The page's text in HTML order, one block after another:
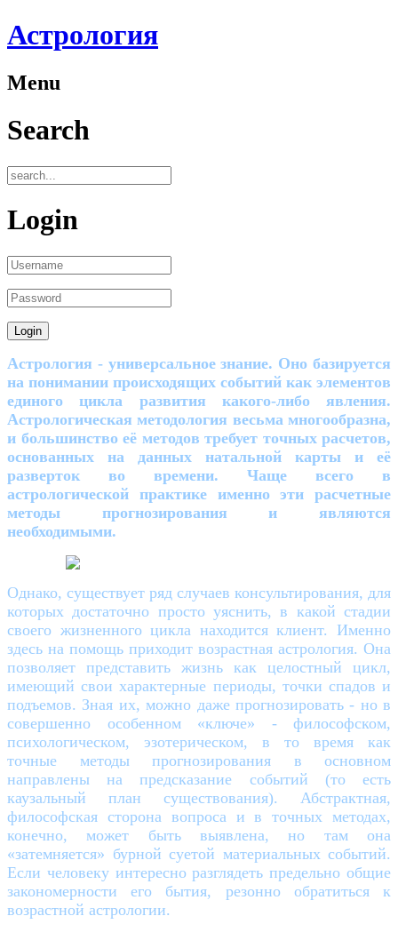
Астрология
Menu
Search
Login
Астрология - универсальное знание. Оно базируется
на понимании происходящих событий как элементов
единого цикла развития какого-либо явления.
Астрологическая методология весьма многообразна,
и большинство её методов требует точных расчетов,
основанных на данных натальной карты и её
разверток во времени. Чаще всего в
астрологической практике именно эти расчетные
методы прогнозирования и являются
необходимыми.
Однако, существует ряд случаев консультирования, для
которых достаточно просто уяснить, в какой стадии
своего жизненного цикла находится клиент. Именно
здесь на помощь приходит возрастная астрология. Она
позволяет представить жизнь как целостный цикл,
имеющий свои характерные периоды, точки спадов и
подъемов. Зная их, можно даже прогнозировать - но в
совершенно особенном «ключе» - философском,
психологическом, эзотерическом, в то время как
точные методы прогнозирования в основном
направлены на предсказание событий (то есть
каузальный план существования). Абстрактная,
философская сторона вопроса и в точных методах,
конечно, может быть выявлена, но там она
«затемняется» бурной суетой материальных событий.
Если человеку интересно разглядеть предельно общие
закономерности его бытия, резонно обратиться к
возрастной астрологии.